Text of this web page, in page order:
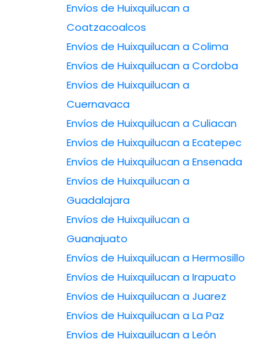
Envíos de Huixquilucan a
Coatzacoalcos
Envíos de Huixquilucan a Colima
Envíos de Huixquilucan a Cordoba
Envíos de Huixquilucan a
Cuernavaca
Envíos de Huixquilucan a Culiacan
Envíos de Huixquilucan a Ecatepec
Envíos de Huixquilucan a Ensenada
Envíos de Huixquilucan a
Guadalajara
Envíos de Huixquilucan a
Guanajuato
Envíos de Huixquilucan a Hermosillo
Envíos de Huixquilucan a Irapuato
Envíos de Huixquilucan a Juarez
Envíos de Huixquilucan a La Paz
Envíos de Huixquilucan a León